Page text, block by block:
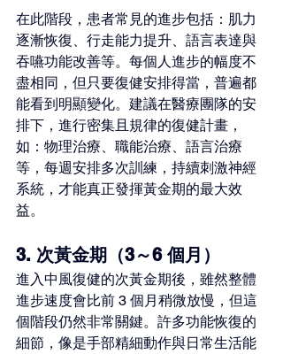
在此階段，患者常見的進步包括：肌力
逐漸恢復、行走能力提升、語言表達與
吞嚥功能改善等。每個人進步的幅度不
盡相同，但只要復健安排得當，普遍都
能看到明顯變化。建議在醫療團隊的安
排下，進行密集且規律的復健計畫，
如：物理治療、職能治療、語言治療
等，每週安排多次訓練，持續刺激神經
系統，才能真正發揮黃金期的最大效
益。
3. 次黃金期（3～6 個月）
進入中風復健的次黃金期後，雖然整體
進步速度會比前 3 個月稍微放慢，但這
個階段仍然非常關鍵。許多功能恢復的
細節，像是手部精細動作與日常生活能